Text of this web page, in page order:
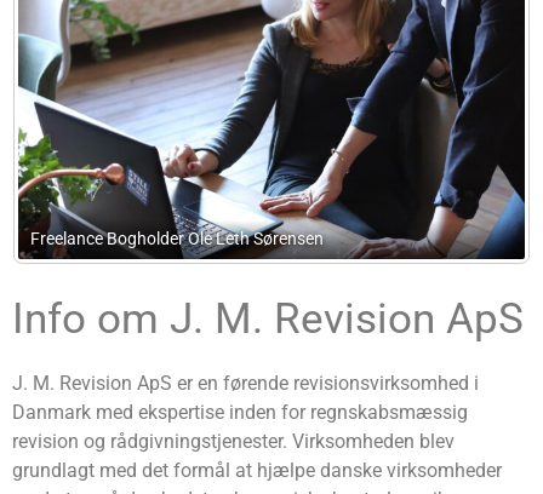
Lpo-Consulting
Info om J. M. Revision ApS
J. M. Revision ApS er en førende revisionsvirksomhed i
Danmark med ekspertise inden for regnskabsmæssig
revision og rådgivningstjenester. Virksomheden blev
grundlagt med det formål at hjælpe danske virksomheder